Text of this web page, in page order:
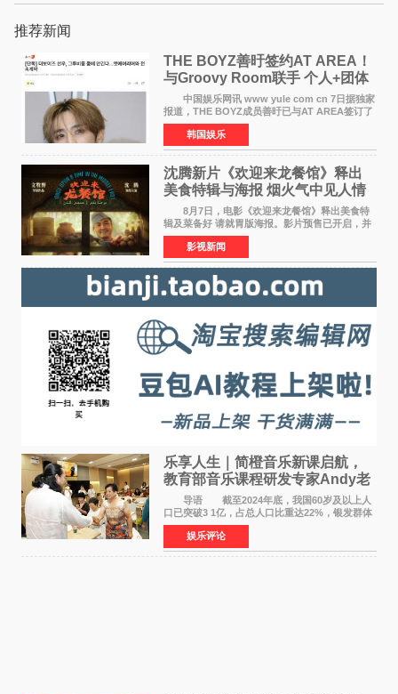
推荐新闻
THE BOYZ善旴签约AT AREA！
与Groovy Room联手 个人+团体
活动并行
中国娱乐网讯 www yule com cn 7日据独家
报道，THE BOYZ成员善旴已与AT AREA签订了
专属合约。AT AREA是由知名制作人组合
Groovy Room创立的hip-hop厂牌，旗下拥有多
位实力派音乐人，在韩
韩国娱乐
沈腾新片《欢迎来龙餐馆》释出
美食特辑与海报 烟火气中见人情
温暖
8月7日，电影《欢迎来龙餐馆》释出美食特
辑及菜备好 请就胃版海报。影片预售已开启，并
将于8月8日至10日14:00-21:00举行全国超前点
映。电影《欢迎来龙餐馆》作为战争美食喜剧大
片，讲述了中国
影视新闻
乐享人生｜简橙音乐新课启航，
教育部音乐课程研发专家Andy老
师重磅入驻领航银龄琴声
导语 截至2024年底，我国60岁及以上人
口已突破3 1亿，占总人口比重达22%，银发群体
的精神文化需求日益凸显。2024年1月，国务院办
公厅印发《关于发展银发经济增进老年人福祉的
意见》——这是
娱乐评论